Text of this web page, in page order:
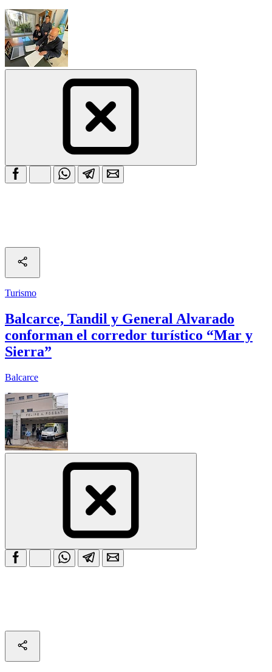
Turismo
Balcarce, Tandil y General Alvarado
conforman el corredor turístico “Mar y
Sierra”
Balcarce